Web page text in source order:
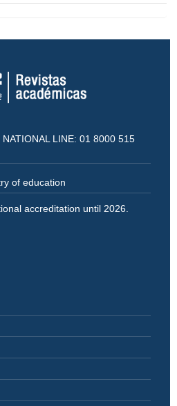
LINE: 01 8000 515
of education
accreditation until 2026.